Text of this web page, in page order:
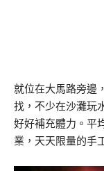
就位在大馬路旁邊
找，不少在沙灘玩
好好補充體力。平
業，天天限量的手